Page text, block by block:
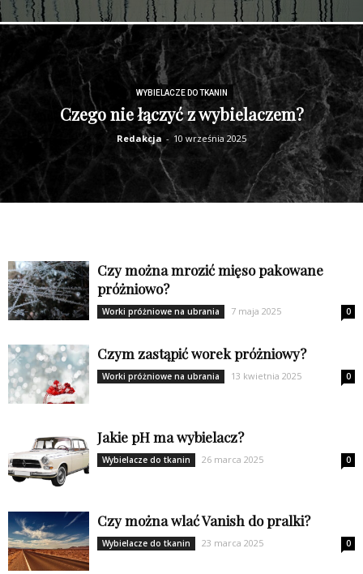
WYBIELACZE DO TKANIN
Czego nie łączyć z wybielaczem?
Redakcja - 10 września 2025
Czy można mrozić mięso pakowane
próżniowo?
Worki próżniowe na ubrania 7 maja 2025 0
Czym zastąpić worek próżniowy?
Worki próżniowe na ubrania 13 kwietnia 2025 0
Jakie pH ma wybielacz?
Wybielacze do tkanin 26 marca 2025 0
Czy można wlać Vanish do pralki?
Wybielacze do tkanin 23 marca 2025 0